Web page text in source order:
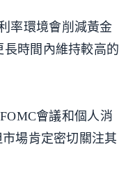
率環境會削減黃金
時間內維持較高的
會議和個人消
場肯定密切關注其